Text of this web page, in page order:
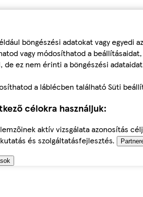
böngészési adatokat vagy egyedi
vagy módosíthatod a
ez nem érinti a böngészési
a láblécben található Süti
célokra használjuk:
aktív vizsgálata azonosítás
és szolgáltatásfejlesztés.